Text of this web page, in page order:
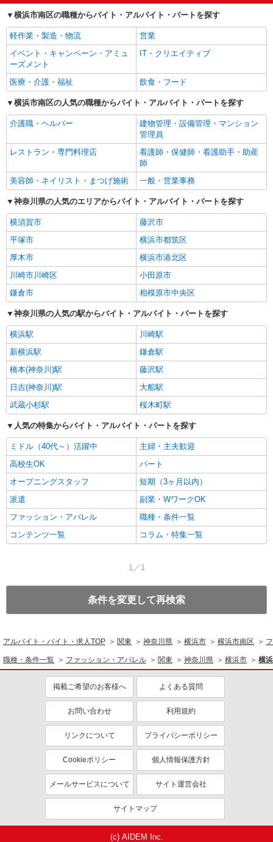
横浜市南区の職種からバイト・アルバイト・パートを探す
軽作業・製造・物流
営業
イベント・キャンペーン・アミュ
ーズメント
IT・クリエイティブ
医療・介護・福祉 飲食・フード
横浜市南区の人気の職種からバイト・アルバイト・パートを探す
介護職・ヘルパー
建物管理・設備管理・マンション
管理員
レストラン・専門料理店
看護師・保健師・看護助手・助産
師
美容師・ネイリスト・まつげ施術
一般・営業事務
神奈川県の人気のエリアからバイト・アルバイト・パートを探す
横須賀市
藤沢市
平塚市
横浜市都筑区
厚木市
横浜市港北区
川崎市川崎区
小田原市
鎌倉市
相模原市中央区
神奈川県の人気の駅からバイト・アルバイト・パートを探す
横浜駅
川崎駅
新横浜駅
鎌倉駅
橋本(神奈川)駅
藤沢駅
日吉(神奈川)駅
大船駅
武蔵小杉駅
桜木町駅
人気の特集からバイト・アルバイト・パートを探す
ミドル（40代～）活躍中
主婦・主夫歓迎
高校生OK
パート
オープニングスタッフ
短期（3ヶ月以内）
派遣
副業・WワークOK
ファッション・アパレル
職種・条件一覧
コンテンツ一覧
コラム・特集一覧
1／1
条件を変更して再検索
アルバイト・バイト・求人TOP 関東 神奈川県 横浜市 横浜市南区
職種・条件一覧 ファッション・アパレル 関東 神奈川県 横浜市 横
掲載ご希望のお客様へ よくある質問
お問い合わせ 利用規約
リンクについて プライバシーポリシー
Cookieポリシー 個人情報保護方針
メールサービスについて サイト運営会社
サイトマップ
(c) AIDEM Inc.